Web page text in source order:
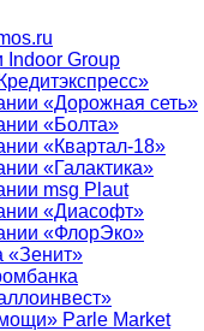
Indoor Group
«Дорожная сеть»
«Болта»
«Квартал-18»
«Галактика»
msg Plaut
«Диасофт»
«ФлорЭко»
«Зенит»
Parle Market